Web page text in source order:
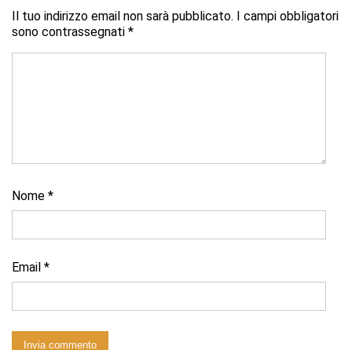
Il tuo indirizzo email non sarà pubblicato. I campi obbligatori
sono contrassegnati *
Nome *
Email *